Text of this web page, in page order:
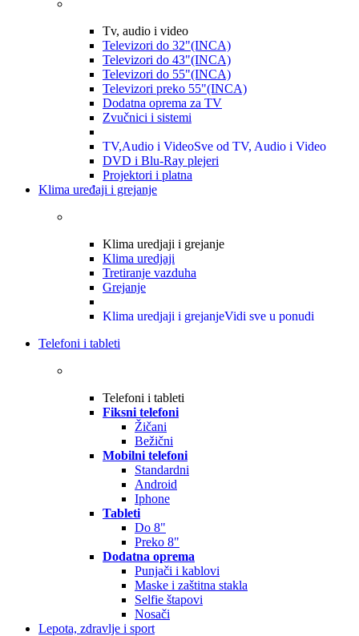
Tv, audio i video
Televizori do 32"(INCA)
Televizori do 43"(INCA)
Televizori do 55"(INCA)
Televizori preko 55"(INCA)
Dodatna oprema za TV
Zvučnici i sistemi
TV,Audio i VideoSve od TV, Audio i Video
DVD i Blu-Ray plejeri
Projektori i platna
Klima uređaji i grejanje
Klima uredjaji i grejanje
Klima uredjaji
Tretiranje vazduha
Grejanje
Klima uredjaji i grejanjeVidi sve u ponudi
Telefoni i tableti
Telefoni i tableti
Fiksni telefoni
Žičani
Bežični
Mobilni telefoni
Standardni
Android
Iphone
Tableti
Do 8"
Preko 8"
Dodatna oprema
Punjači i kablovi
Maske i zaštitna stakla
Selfie štapovi
Nosači
Lepota, zdravlje i sport